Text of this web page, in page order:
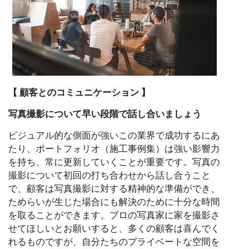
【 顧客とのコミュニケーション 】
写真撮影について早い段階で話し合いましょう
ビジュアル的な側面が強いこの業界で成功するにあ
たり、ポートフォリオ（施工事例集）は強い影響力
を持ち、常に更新していくことが重要です。写真の
撮影について初回の打ち合わせから話し合うこと
で、顧客は写真撮影に対する精神的な準備ができ、
ためらいが生じた場合にも解決のために十分な時間
を取ることができます。プロの写真家に家を撮影さ
せてほしいとお願いすると、多くの顧客は喜んでく
れるものですが、自分たちのプライベートな空間を